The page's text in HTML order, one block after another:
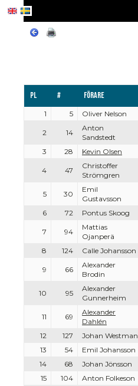
Pl # Förare
1 5 Oliver Nelson
2 14
Anton
Sandstedt
3 28 Kevin Olsen
4 47
Christoffer
Strömgren
5 30
Emil
Gustavsson
6 72 Pontus Skoog
7 94
Mattias
Ojanperä
8 124 Calle Johansson
9 66
Alexander
Brodin
10 95
Alexander
Gunnerheim
11 69
Alexander
Dahlén
12 127 Johan Westman
13
54 Emil Johansson
14
68 Johan Jönsson
15
104 Anton Folkeson